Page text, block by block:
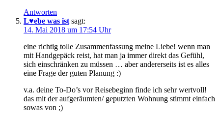
Antworten
L♥ebe was ist sagt:
14. Mai 2018 um 17:54 Uhr
eine richtig tolle Zusammenfassung meine Liebe! wenn man
mit Handgepäck reist, hat man ja immer direkt das Gefühl,
sich einschränken zu müssen … aber andererseits ist es alles
eine Frage der guten Planung :)
v.a. deine To-Do’s vor Reisebeginn finde ich sehr wertvoll!
das mit der aufgeräumten/ geputzten Wohnung stimmt einfach
sowas von ;)